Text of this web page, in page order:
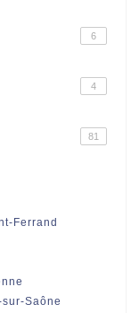
6
4
81
Ferrand
sur-Saône